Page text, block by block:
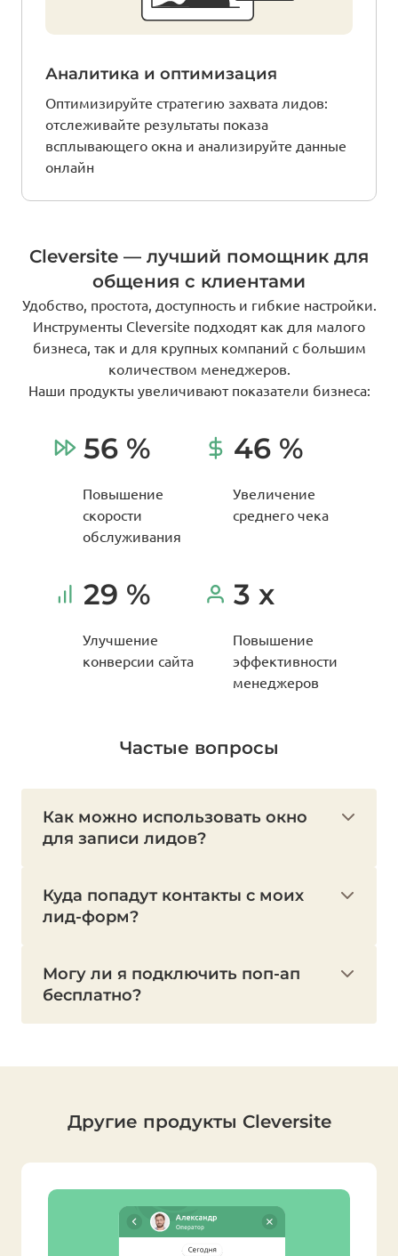
Аналитика и оптимизация
Оптимизируйте стратегию захвата лидов:
отслеживайте результаты показа
всплывающего окна и анализируйте данные
онлайн
Cleversite — лучший помощник для
общения с клиентами
Удобство, простота, доступность и гибкие настройки.
Инструменты Cleversite подходят как для малого
бизнеса, так и для крупных компаний с большим
количеством менеджеров.
Наши продукты увеличивают показатели бизнеса:
56 %
Повышение
скорости
обслуживания
46 %
Увеличение
среднего чека
29 %
Улучшение
конверсии сайта
3 x
Повышение
эффективности
менеджеров
Частые вопросы
Как можно использовать окно
для записи лидов?
Куда попадут контакты с моих
лид-форм?
Могу ли я подключить поп-ап
бесплатно?
Другие продукты Cleversite